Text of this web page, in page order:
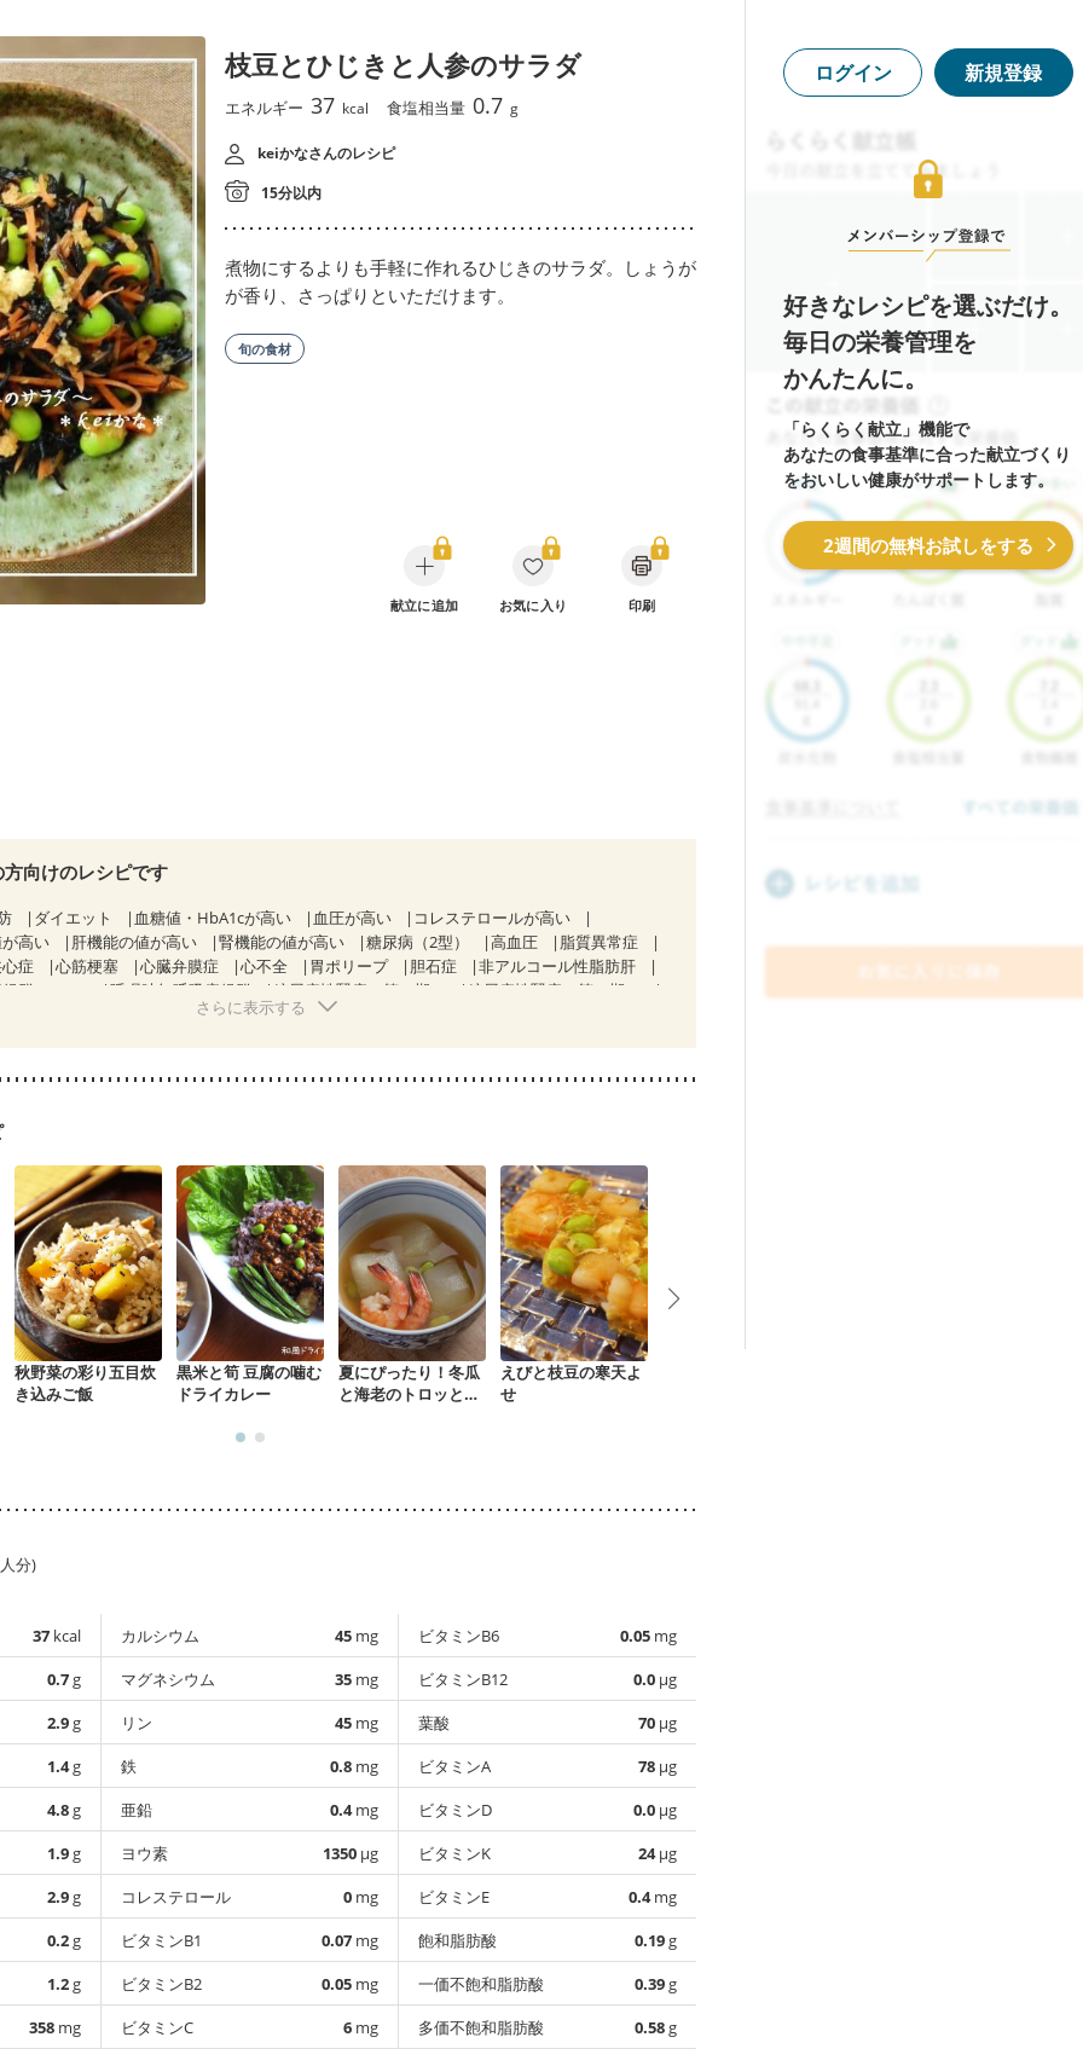
枝豆とひじきと人参のサラダ
エネルギー 37 kcal 食塩相当量 0.7 g
keiかなさんのレシピ
15分以内
煮物にするよりも手軽に作れるひじきのサラダ。しょうが
が香り、さっぱりといただけます。
旬の食材
献立に追加 お気に入り 印刷
向けのレシピです
ダイエット 血糖値・HbA1cが高い 血圧が高い
コレステロールが高い
高い
肝機能の値が高い 腎機能の値が高い 糖尿病（2型） 高血圧
脂質異常症
症
心筋梗塞 心臓弁膜症 心不全 胃ポリープ 胆石症
非アルコール性脂肪肝
群（IBS）
睡眠時無呼吸症候群 糖尿病性腎症（第１期）
糖尿病性腎症（第２期）
乳がん（抗がん剤治療中）
さらに表示する
秋野菜の彩り五目炊
き込みご飯
黒米と筍 豆腐の噛む
ドライカレー
夏にぴったり！冬瓜
と海老のトロッとく
えびと枝豆の寒天よ
せ
分)
37 kcal
0.7g
2.9g
1.4g
4.8g
1.9g
2.9g
0.2g
1.2g
358 mg
カルシウム 45 mg
マグネシウム
35 mg
リン
45 mg
鉄
0.8 mg
亜鉛
0.4mg
ヨウ素
1350 µg
コレステロール
0 mg
ビタミンB1
0.07 mg
ビタミンB2
0.05 mg
ビタミンC
6 mg
ビタミンB6 0.05 mg
ビタミンB12
0.0 µg
葉酸
70 µg
ビタミンA
78 µg
ビタミンD
0.0 µg
ビタミンK
24µg
ビタミンE
0.4mg
飽和脂肪酸
0.19g
一価不飽和脂肪酸
0.39g
多価不飽和脂肪酸
0.58g
ログイン 新規登録
好きなレシピを選ぶだけ。
毎日の栄養管理を
かんたんに。
「らくらく献立」機能で
あなたの食事基準に合った献立づくり
をおいしい健康がサポートします。
2週間の無料お試しをする